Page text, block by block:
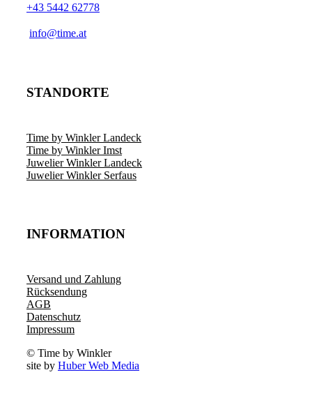
+43 5442 62778
­info@time.at
STANDORTE
Time by Winkler Landeck
Time by Winkler Imst
Juwelier Winkler Landeck
Juwelier Winkler Serfaus
INFORMATION
Versand und Zahlung
Rücksendung
AGB
Datenschutz
Impressum
© Time by Winkler
site by Huber Web Media